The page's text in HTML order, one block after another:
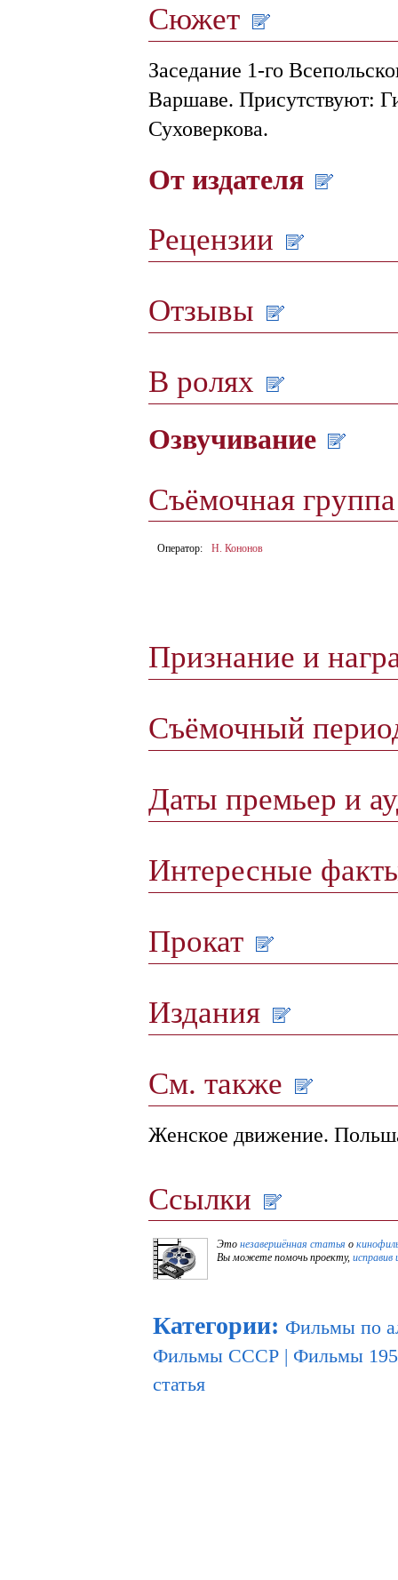
Сюжет
Заседание 1-го
Варшаве. Присутствуют:
Суховеркова.
От издателя
Рецензии
Отзывы
В ролях
Озвучивание
Съёмочная
Оператор: Н. Кононов
Признание и
Съёмочный
Даты премьер и
Интересные
Прокат
Издания
См. также
Женское движение.
Ссылки
Это незавершённая статья о
Вы можете помочь проекту, исправив
Категории: Фильмы по
Фильмы СССР | Фильмы
статья